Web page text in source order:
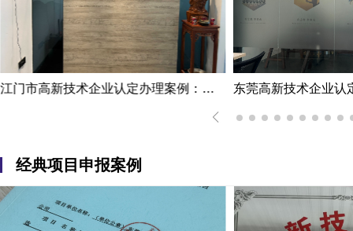
东莞高新技术企业认定案例：代理机构提供解惑措施
经典项目申报案例